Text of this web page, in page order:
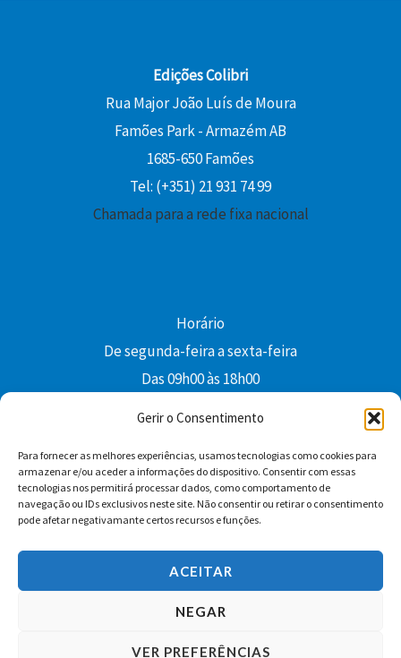
Gerir o Consentimento
Para fornecer as melhores experiências, usamos tecnologias como cookies para
armazenar e/ou aceder a informações do dispositivo. Consentir com essas
tecnologias nos permitirá processar dados, como comportamento de
navegação ou IDs exclusivos neste site. Não consentir ou retirar o consentimento
pode afetar negativamante certos recursos e funções.
ACEITAR
NEGAR
VER PREFERÊNCIAS
Edições Colibri
Rua Major João Luís de Moura
Famões Park - Armazém AB
1685-650 Famões
Tel: (+351) 21 931 74 99
Chamada para a rede fixa nacional
Horário
De segunda-feira a sexta-feira
Das 09h00 às 18h00
Facebook YouTube Instagram
Whatsapp
Condições Gerais de Venda